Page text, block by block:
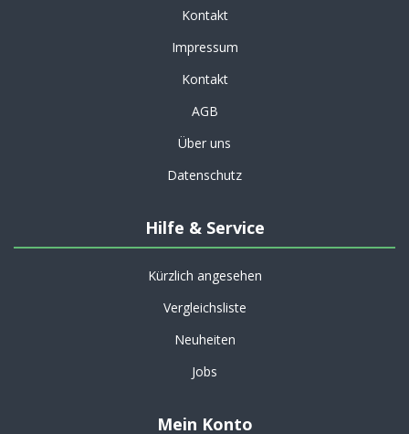
Kontakt
Impressum
Kontakt
AGB
Über uns
Datenschutz
Hilfe & Service
Kürzlich angesehen
Vergleichsliste
Neuheiten
Jobs
Mein Konto